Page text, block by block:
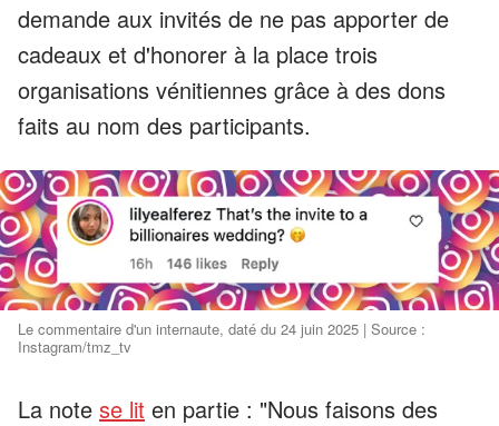
demande aux invités de ne pas apporter de
cadeaux et d'honorer à la place trois
organisations vénitiennes grâce à des dons
faits au nom des participants.
Le commentaire d'un internaute, daté du 24 juin 2025 | Source :
Instagram/tmz_tv
La note se lit en partie : "Nous faisons des